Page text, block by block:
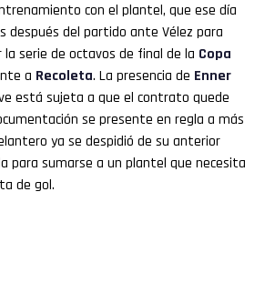
con el plantel, que ese día
después del partido ante Vélez para
serie de octavos de final de la Copa
a Recoleta. La presencia de Enner
está sujeta a que el contrato quede
se presente en regla a más
ya se despidió de su anterior
para sumarse a un plantel que necesita
de gol.